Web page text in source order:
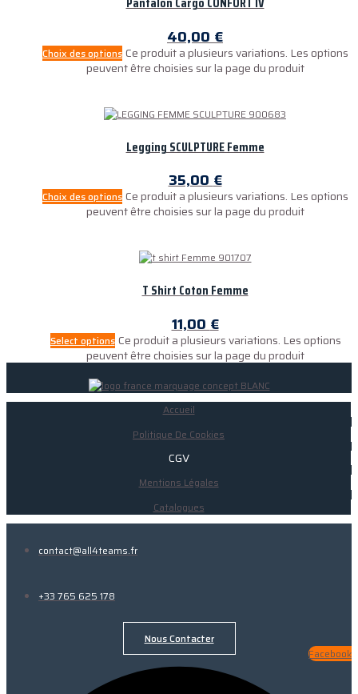
40,00 €
Choix des options Ce produit a plusieurs variations. Les options
peuvent être choisies sur la page du produit
Legging SCULPTURE Femme
35,00€
Choix des options Ce produit a plusieurs variations. Les options
peuvent être choisies sur la page du produit
T Shirt Coton Femme
11,00 €
Select options Ce produit a plusieurs variations. Les options
peuvent être choisies sur la page du produit
Accueil
Politique De Cookies
CGV
Mentions Légales
Catalogues
contact@all4teams.fr
+33 765 625 178
Nous Contacter
Facebook